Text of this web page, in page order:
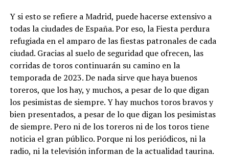
Y si esto se refiere a Madrid, puede hacerse extensivo a
todas la ciudades de España. Por eso, la Fiesta perdura
refugiada en el amparo de las fiestas patronales de cada
ciudad. Gracias al suelo de seguridad que ofrecen, las
corridas de toros continuarán su camino en la
temporada de 2023. De nada sirve que haya buenos
toreros, que los hay, y muchos, a pesar de lo que digan
los pesimistas de siempre. Y hay muchos toros bravos y
bien presentados, a pesar de lo que digan los pesimistas
de siempre. Pero ni de los toreros ni de los toros tiene
noticia el gran público. Porque ni los periódicos, ni la
radio, ni la televisión informan de la actualidad taurina.